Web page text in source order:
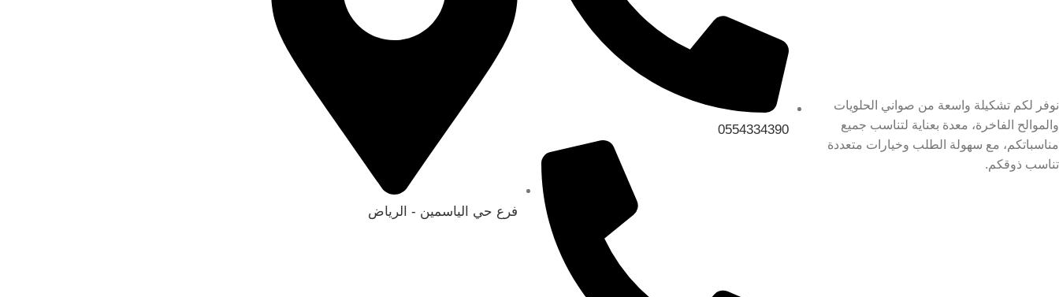
نوفر لكم تشكيلة واسعة من صواني الحلويات
والموالح الفاخرة، معدة بعناية لتناسب جميع
مناسباتكم، مع سهولة الطلب وخيارات متعددة
تناسب ذوقكم.
0554334390
فرع حي الياسمين - الرياض